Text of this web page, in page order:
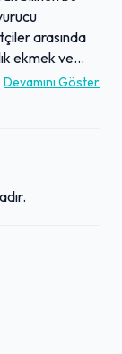
arasında
ekmek ve
Menüsünde
Devamını Göster